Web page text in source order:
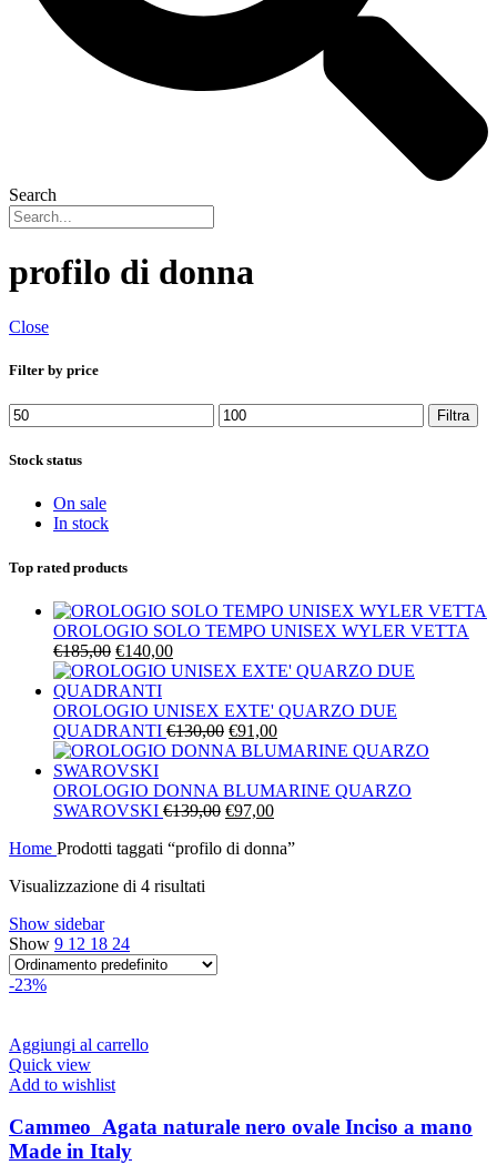
Search
profilo di donna
Close
Filter by price
Prezzo
Min
Prezzo
Max
Filtra
Stock status
On sale
In stock
Top rated products
OROLOGIO SOLO TEMPO UNISEX WYLER VETTA
€185,00 Il
prezzo
originale
era:
€185,00.
€140,00Il
prezzo
è:
€140,00.
OROLOGIO UNISEX EXTE' QUARZO DUE
QUADRANTI €130,00 Il
prezzo
era:
€130,00.
€91,00Il
prezzo
è:
OROLOGIO DONNA BLUMARINE QUARZO
SWAROVSKI €139,00 Il
originale
€97,00Il
attuale
Home Prodotti taggati “profilo di donna”
Visualizzazione di 4 risultati
Show sidebar
Show 9 12 18 24
-23%
Aggiungi al carrello
Quick view
Add to wishlist
Cammeo Agata naturale nero ovale Inciso a mano
Made in Italy